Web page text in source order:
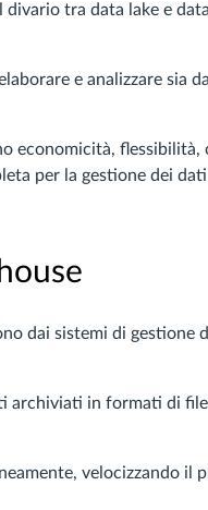
divario tra data lake e data
e analizzare sia
economicità, flessibilità,
per la gestione dei dati
dai sistemi di gestione
archiviati in formati di
velocizzando il